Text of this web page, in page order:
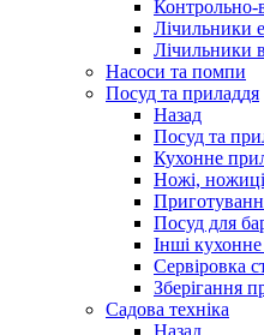
Контрольно-
Лічильники
Лічильники
Насоси та помпи
Посуд та приладдя
Назад
Посуд та
Кухонне
Ножі,
Посуд для
Інші
Сервіровка
Зберігання
Садова техніка
Назад